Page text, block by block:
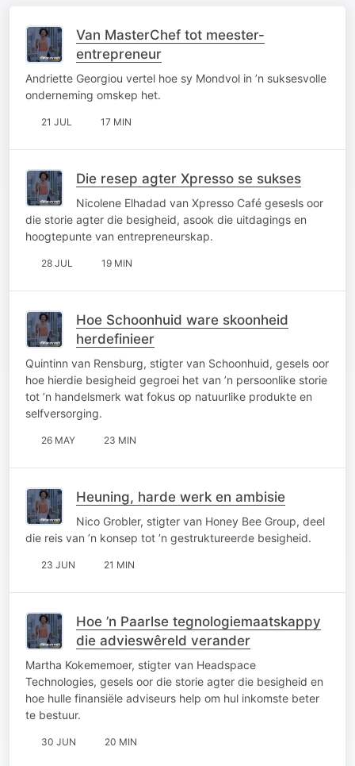
Van MasterChef tot meester-
entrepreneur
Andriette Georgiou vertel hoe sy Mondvol in ’n suksesvolle
onderneming omskep het.
21 JUL 17 MIN
Die resep agter Xpresso se sukses
Nicolene Elhadad van Xpresso Café gesesls oor
die storie agter die besigheid, asook die uitdagings en
hoogtepunte van entrepreneurskap.
28 JUL 19 MIN
Hoe Schoonhuid ware skoonheid
herdefinieer
Quintinn van Rensburg, stigter van Schoonhuid, gesels oor
hoe hierdie besigheid gegroei het van ’n persoonlike storie
tot ’n handelsmerk wat fokus op natuurlike produkte en
selfversorging.
26 MAY 23 MIN
Heuning, harde werk en ambisie
Nico Grobler, stigter van Honey Bee Group, deel
die reis van ’n konsep tot ’n gestruktureerde besigheid.
23 JUN 21 MIN
Hoe ’n Paarlse tegnologiemaatskappy
die advieswêreld verander
Martha Kokememoer, stigter van Headspace
Technologies, gesels oor die storie agter die besigheid en
hoe hulle finansiële adviseurs help om hul inkomste beter
te bestuur.
30 JUN 20 MIN